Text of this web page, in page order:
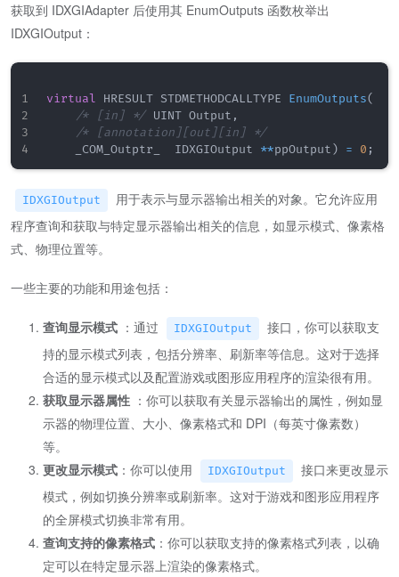
获取到 IDXGIAdapter 后使用其 EnumOutputs 函数枚举出
IDXGIOutput：
virtual HRESULT STDMETHODCALLTYPE EnumOutputs(
/* [in] */ UINT Output ,
/* [annotation][out][in] */
    _COM_Outptr_  IDXGIOutput
**ppOutput ) = 0 ;
IDXGIOutput
用于表示与显示器输出相关的对象。它允许应用
程序查询和获取与特定显示器输出相关的信息，如显示模式、像素格
式、物理位置等。
一些主要的功能和用途包括：
查询显示模式 ：通过 IDXGIOutput
接口，你可以获取支
持的显示模式列表，包括分辨率、刷新率等信息。这对于选择
合适的显示模式以及配置游戏或图形应用程序的渲染很有用。
获取显示器属性 ：你可以获取有关显示器输出的属性，例如显
示器的物理位置、大小、像素格式和 DPI（每英寸像素数）
等。
更改显示模式 ：你可以使用 IDXGIOutput
接口来更改显示
模式，例如切换分辨率或刷新率。这对于游戏和图形应用程序
的全屏模式切换非常有用。
查询支持的像素格式 ：你可以获取支持的像素格式列表，以确
定可以在特定显示器上渲染的像素格式。